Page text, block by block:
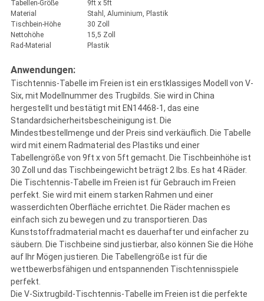
Tabellen-Größe
9ft x 5ft
Material
Stahl, Aluminium, Plastik
Tischbein-Höhe
30 Zoll
Nettohöhe
15,5 Zoll
Rad-Material
Plastik
Anwendungen:
Tischtennis-Tabelle im Freien ist ein erstklassiges Modell von V-
Six, mit Modellnummer des Trugbilds. Sie wird in China
hergestellt und bestätigt mit EN14468-1, das eine
Standardsicherheitsbescheinigung ist. Die
Mindestbestellmenge und der Preis sind verkäuflich. Die Tabelle
wird mit einem Radmaterial des Plastiks und einer
Tabellengröße von 9ft x von 5ft gemacht. Die Tischbeinhöhe ist
30 Zoll und das Tischbeingewicht beträgt 2 lbs. Es hat 4 Räder.
Die Tischtennis-Tabelle im Freien ist für Gebrauch im Freien
perfekt. Sie wird mit einem starken Rahmen und einer
wasserdichten Oberfläche errichtet. Die Räder machen es
einfach sich zu bewegen und zu transportieren. Das
Kunststoffradmaterial macht es dauerhafter und einfacher zu
säubern. Die Tischbeine sind justierbar, also können Sie die Höhe
auf Ihr Mögen justieren. Die Tabellengröße ist für die
wettbewerbsfähigen und entspannenden Tischtennisspiele
perfekt.
Die V-Sixtrugbild-Tischtennis-Tabelle im Freien ist die perfekte